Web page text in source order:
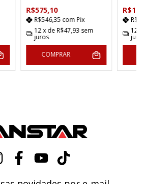
R$575,10
R$546,35 com Pix
12x de R$47,93 sem
juros
COMPRAR
12